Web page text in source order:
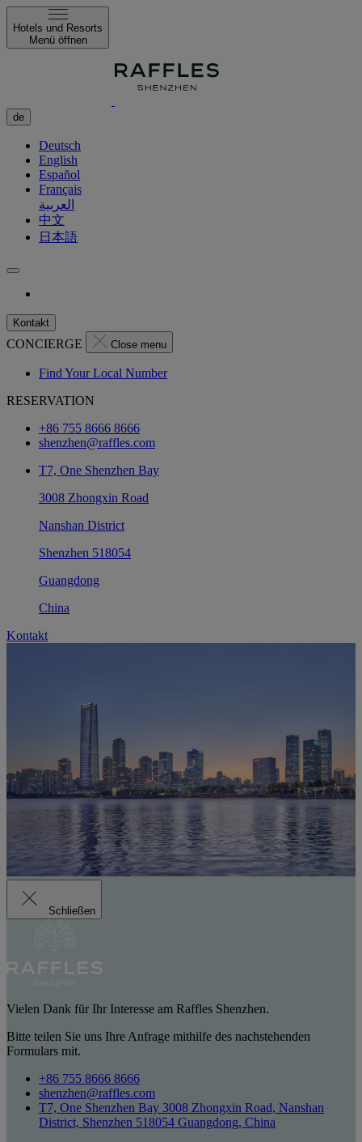
Hotels und Resorts
Menü öffnen
de
Deutsch
English
Español
Français
العربية
中文
日本語
Kontakt
CONCIERGE Close menu
Find Your Local Number
RESERVATION
+86 755 8666 8666
shenzhen@raffles.com
T7, One Shenzhen Bay
3008 Zhongxin Road
Nanshan District
Shenzhen 518054
Guangdong
China
Kontakt
Schließen
Vielen Dank für Ihr Interesse am Raffles Shenzhen.
Bitte teilen Sie uns Ihre Anfrage mithilfe des nachstehenden
Formulars mit.
+86 755 8666 8666
shenzhen@raffles.com
T7, One Shenzhen Bay 3008 Zhongxin Road, Nanshan
District, Shenzhen 518054 Guangdong, China